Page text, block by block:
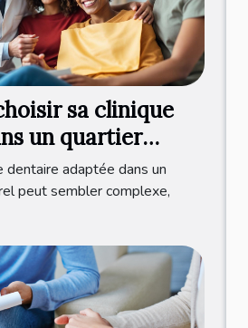
sa clinique
un quartier
?
dentaire adaptée dans un
peut sembler complexe,